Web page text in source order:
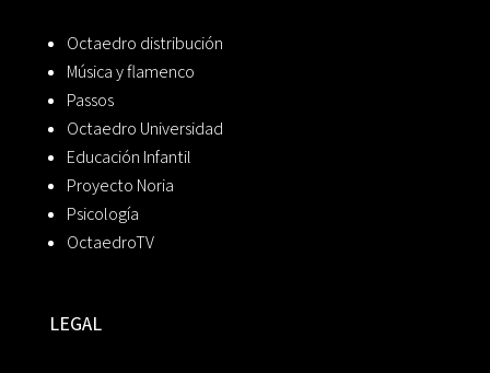
Octaedro distribución
Música y flamenco
Passos
Octaedro Universidad
Educación Infantil
Proyecto Noria
Psicología
OctaedroTV
LEGAL